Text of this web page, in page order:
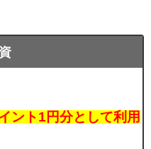
ント1円分として利用